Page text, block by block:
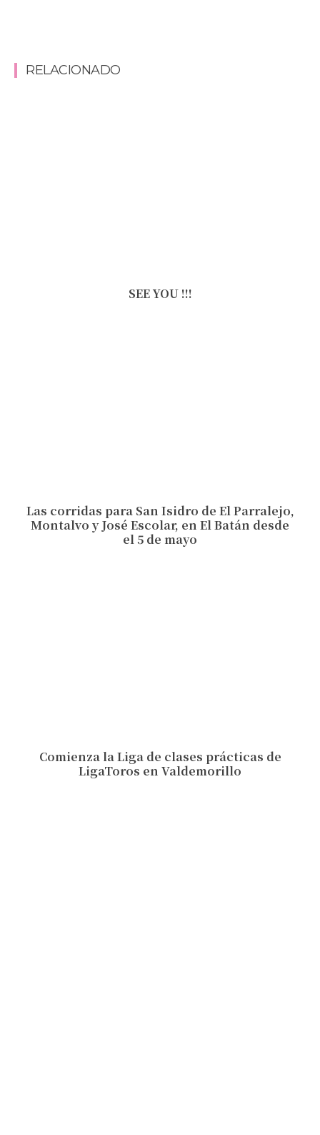
RELACIONADO
SEE YOU !!!
Las corridas para San Isidro de El Parralejo,
Montalvo y José Escolar, en El Batán desde
el 5 de mayo
Comienza la Liga de clases prácticas de
LigaToros en Valdemorillo